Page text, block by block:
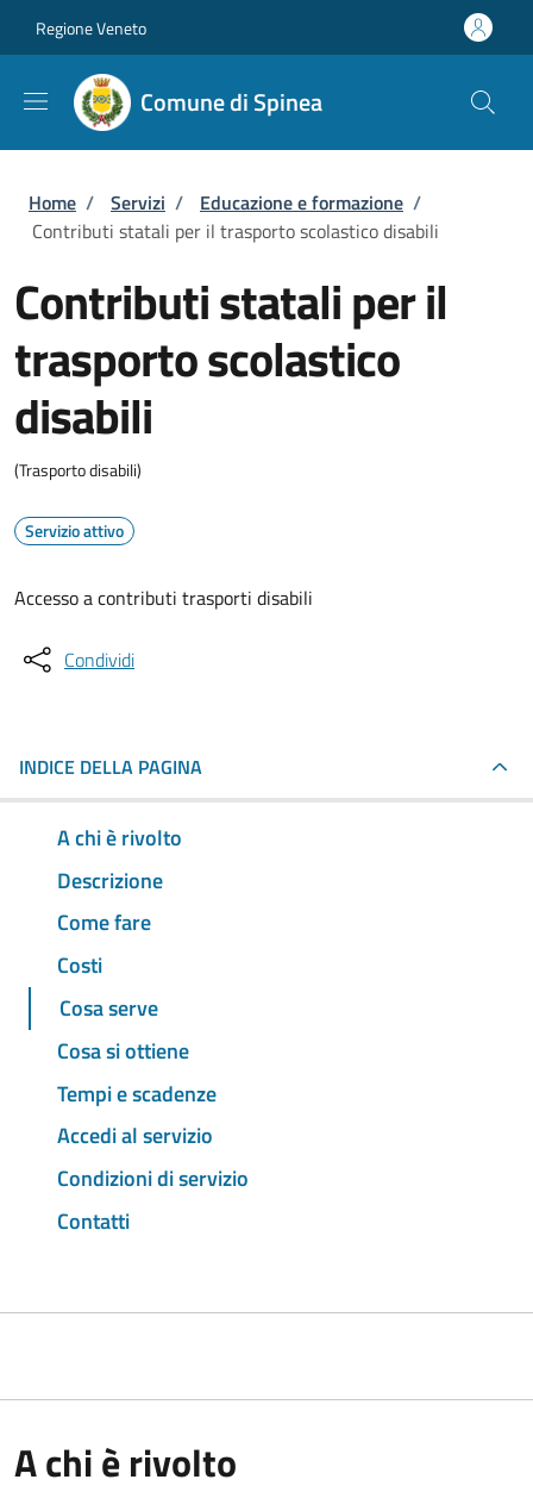
Regione Veneto
Comune di Spinea
Briciole di pane
Home / Servizi / Educazione e formazione /
Contributi statali per il trasporto scolastico disabili
Contributi statali per il
trasporto scolastico
disabili
(Trasporto disabili)
Servizio attivo
Accesso a contributi trasporti disabili
Condividi
INDICE DELLA PAGINA
A chi è rivolto
Descrizione
Come fare
Costi
Cosa serve
Cosa si ottiene
Tempi e scadenze
Accedi al servizio
Condizioni di servizio
Contatti
A chi è rivolto